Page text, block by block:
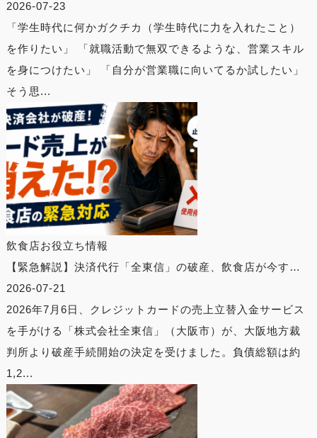
2026-07-23
「学生時代に何かガクチカ（学生時代に力を入れたこと）
を作りたい」 「就職活動で無双できるような、営業スキル
を身につけたい」 「自分が営業職に向いてるか試したい」
そう思...
飲食店お役立ち情報
【緊急解説】決済代行「全東信」の破産、飲食店が今す…
2026-07-21
2026年7月6日、クレジットカードの売上立替入金サービス
を手がける「株式会社全東信」（大阪市）が、大阪地方裁
判所より破産手続開始の決定を受けました。負債総額は約
1,2...